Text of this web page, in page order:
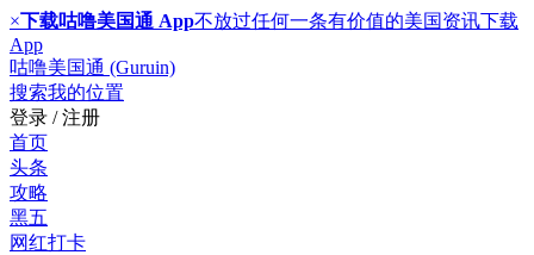
×下载咕噜美国通 App不放过任何一条有价值的美国资讯下载
App
咕噜美国通 (Guruin)
搜索我的位置
登录 / 注册
首页
头条
攻略
黑五
网红打卡